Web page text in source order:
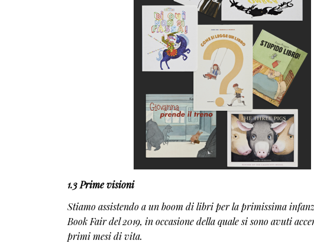
1.3 Prime visioni
Stiamo assistendo a un boom di libri per la primissima
Book Fair del 2019, in occasione della quale si sono avuti
primi mesi di vita.